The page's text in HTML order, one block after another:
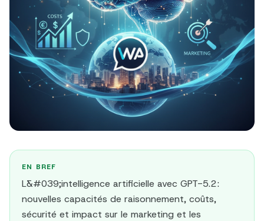
EN BREF
L&#039;intelligence artificielle avec GPT-5.2 :
nouvelles capacités de raisonnement, coûts,
sécurité et impact sur le marketing et les